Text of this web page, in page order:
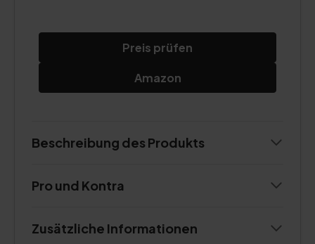
Preis prüfen
Amazon
Beschreibung des Produkts
Pro und Kontra
Zusätzliche Informationen